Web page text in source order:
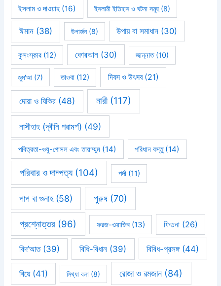
ইসলাম ও দাওয়াহ (16) ইসলামী ইতিহাস ও ঘটনা সমূহ(8)
ঈমান(38) উপার্জন(8) উপায় বা সমাধান (30)
কুসংস্কার(12) কোরআন (30) জান্নাত(10)
জুম'আ (7) তাওবা (12) দিবস ও উৎসব(21)
দোয়া ও যিকির (48) নারী(117)
নাসীহাহ (দ্বীনি পরামর্শ) (49)
পবিত্রতা-ওযু-গোসল এবং তায়াম্মুম (14) পরিধান বস্তু(14)
পরিবার ও দাম্পত্য(104) পর্দা(11)
পাপ বা গুনাহ(58) পুরুষ(70)
প্রশ্নোত্তর (96) ফরজ-ওয়াজিব(13) ফিতনা(26)
বিদ’আত(39) বিধি-বিধান (39) বিবিধ-প্রসঙ্গ(44)
বিয়ে(41) মিথ্যা বলা(8) রোজা ও রমজান (84)